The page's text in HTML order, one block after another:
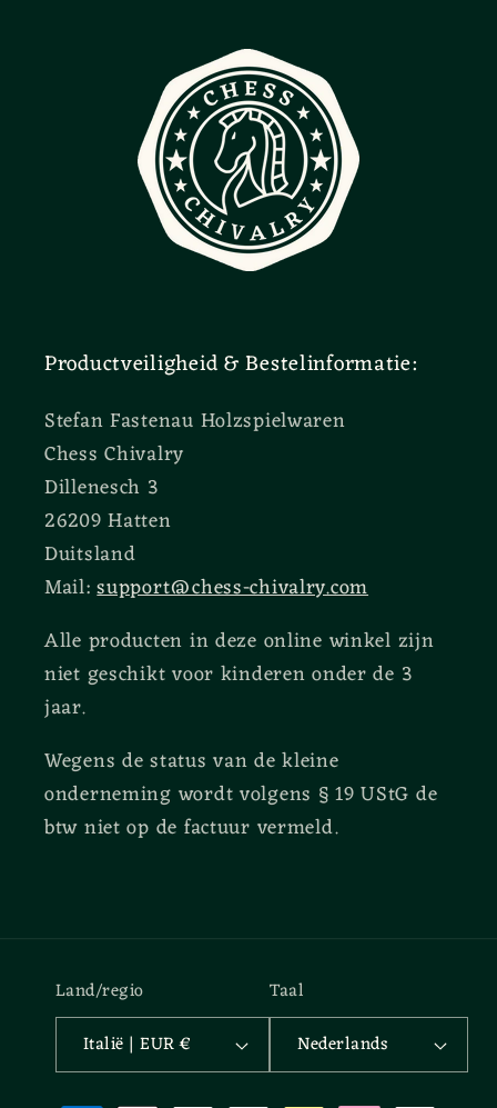
Productveiligheid & Bestelinformatie:
Stefan Fastenau Holzspielwaren
Chess Chivalry
Dillenesch 3
26209 Hatten
Duitsland
Mail:support@chess-chivalry.com
Alle producten in deze online winkel zijn
niet geschikt voor kinderen onder de 3
jaar.
Wegens de status van de kleine
onderneming wordt volgens § 19 UStG de
btw niet op de factuur vermeld.
Land/regio
Italië | EUR €
Taal
Nederlands